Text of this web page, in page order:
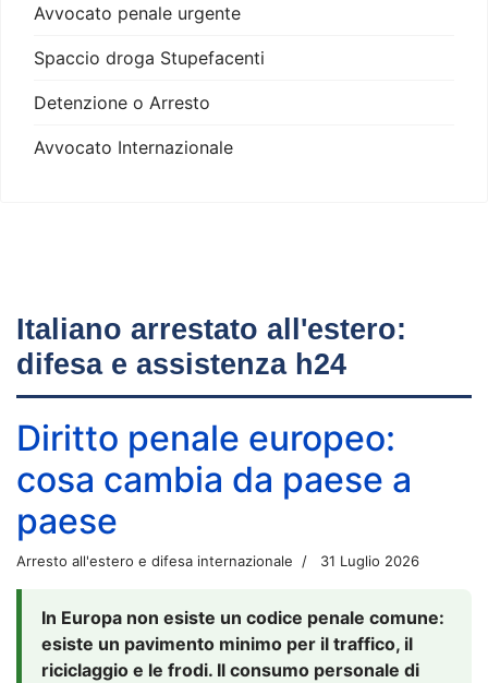
Avvocato penale urgente
Spaccio droga Stupefacenti
Detenzione o Arresto
Avvocato Internazionale
Italiano arrestato all'estero:
difesa e assistenza h24
Diritto penale europeo:
cosa cambia da paese a
paese
Arresto all'estero e difesa internazionale 31 Luglio 2026
In Europa non esiste un codice penale comune:
esiste un pavimento minimo per il traffico, il
riciclaggio e le frodi. Il consumo personale di